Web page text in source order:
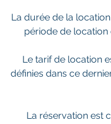
La durée de la
période de location
Le tarif de location
définies dans ce
La réservation est